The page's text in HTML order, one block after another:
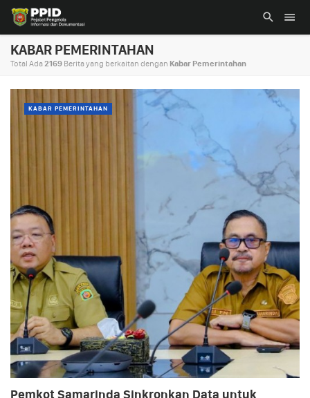
KABAR PEMERINTAHAN
Total Ada2169 Berita yang berkaitan dengan Kabar Pemerintahan
KABAR PEMERINTAHAN
Pemkot Samarinda Sinkronkan Data untuk